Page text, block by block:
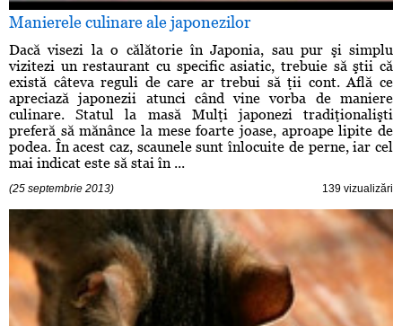
Manierele culinare ale japonezilor
Dacă visezi la o călătorie în Japonia, sau pur şi simplu
vizitezi un restaurant cu specific asiatic, trebuie să ştii că
există câteva reguli de care ar trebui să ţii cont. Află ce
apreciază japonezii atunci când vine vorba de maniere
culinare. Statul la masă Mulţi japonezi tradiţionalişti
preferă să mănânce la mese foarte joase, aproape lipite de
podea. În acest caz, scaunele sunt înlocuite de perne, iar cel
mai indicat este să stai în ...
(25 septembrie 2013) 139 vizualizări